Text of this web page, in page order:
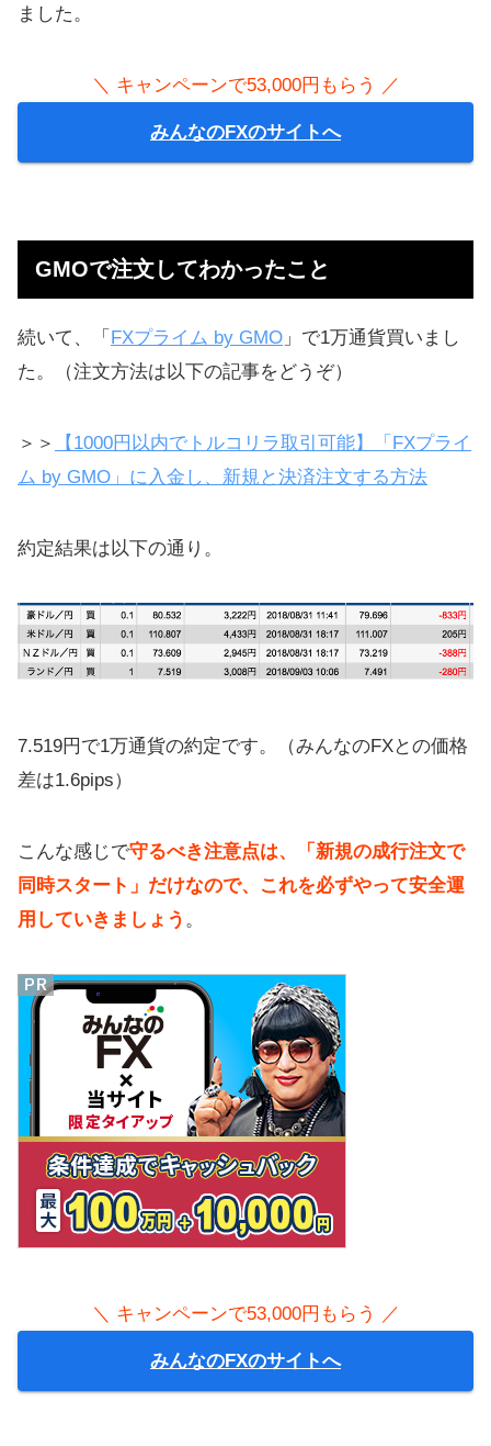
ました。
＼ キャンペーンで53,000円もらう ／
みんなのFXのサイトへ
GMOで注文してわかったこと
続いて、「 FXプライム by GMO 」で1万通貨買いまし
た。（注文方法は以下の記事をどうぞ）
＞＞
【1000円以内でトルコリラ取引可能】「FXプライ
ム by GMO」に入金し、新規と決済注文する方法
約定結果は以下の通り。
7.519円で1万通貨の約定です。（みんなのFXとの価格
差は1.6pips）
こんな感じで守るべき注意点は、「新規の成行注文で
同時スタート」だけなので、これを必ずやって安全運
用していきましょう 。
＼ キャンペーンで53,000円もらう ／
みんなのFXのサイトへ